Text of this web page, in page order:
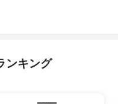
ンキング